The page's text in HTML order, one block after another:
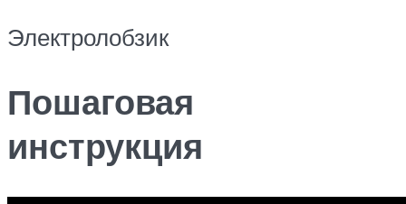
Электролобзик
Пошаговая
инструкция